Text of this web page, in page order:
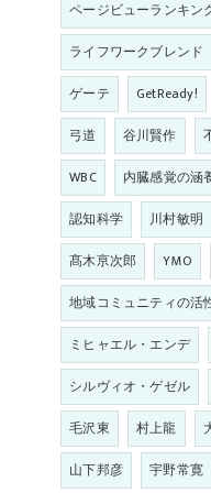
ページビューランキン
ライフワークブレンド
ゲーテ
GetReady!
弓道
谷川賢作
WBC
内臓感覚の涵
認知科学
川村敏明
髙木亰次郎
YMO
地域コミュニティの活
ミヒャエル・エンデ
シルヴィオ・ゲゼル
毛沢東
村上龍
山下邦彦
宇野常寛